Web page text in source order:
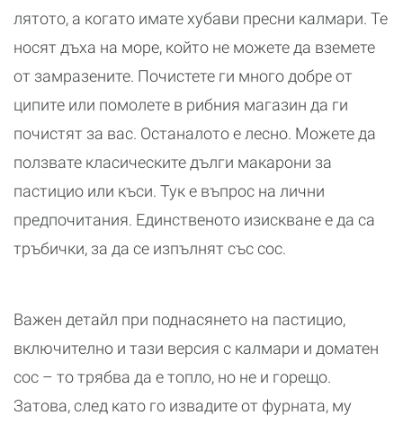
лятото, а когато имате хубави пресни калмари. Те
носят дъха на море, който не можете да вземете
от замразените. Почистете ги много добре от
ципите или помолете в рибния магазин да ги
почистят за вас. Останалото е лесно. Можете да
ползвате класическите дълги макарони за
пастицио или къси. Тук е въпрос на лични
предпочитания. Единственото изискване е да са
тръбички, за да се изпълнят със сос.
Важен детайл при поднасянето на пастицио,
включително и тази версия с калмари и доматен
сос – то трябва да е топло, но не и горещо.
Затова, след като го извадите от фурната, му